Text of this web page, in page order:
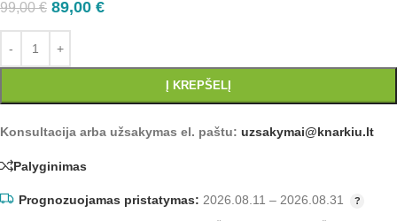
99,00€ 89,00 €
Į KREPŠELĮ
Konsultacija arba užsakymas el. paštu: uzsakymai@knarkiu.lt
Palyginimas
Prognozuojamas pristatymas: 2026.08.11 – 2026.08.31